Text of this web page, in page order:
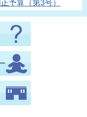
予算（第3号）